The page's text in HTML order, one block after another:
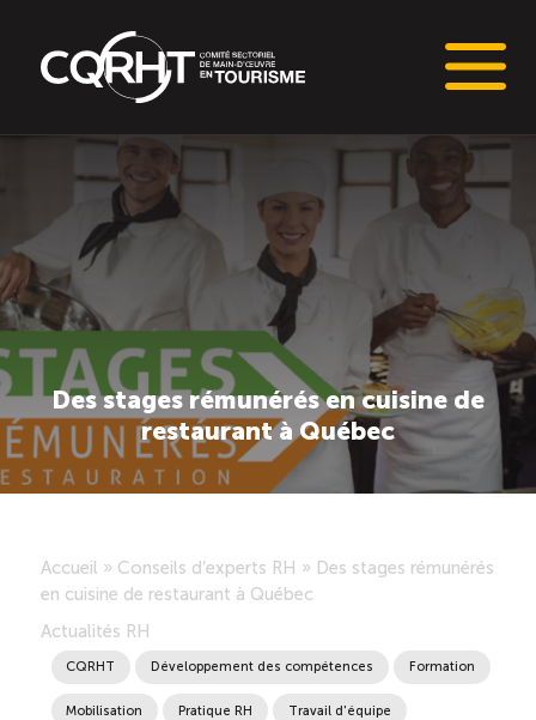
Connaissances stratégiques
Informations sur le marché du travail (IMT)
Tableaux de bord de l’industrie touristique
Main-d’oeuvre en tourisme
Le pôle IMT
Saisonnalité des emplois
Outils et ressources
Des stages rémunérés en cuisine de
restaurant à Québec
Accueil » Conseils d’experts RH » Des stages rémunérés
en cuisine de restaurant à Québec
Actualités RH
CQRHT Développement des compétences Formation
Mobilisation Pratique RH Travail d'équipe